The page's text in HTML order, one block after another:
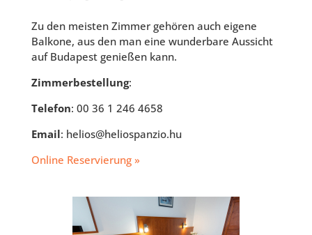
Zu den meisten Zimmer gehören auch eigene
Balkone, aus den man eine wunderbare Aussicht
auf Budapest genießen kann.
Zimmerbestellung:
Telefon: 00 36 1 246 4658
Email: helios@heliospanzio.hu
Online Reservierung »